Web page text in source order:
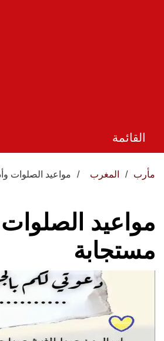
القائمة
مأرب المغرب مواعيد الصلوات
مواعيد
مستجابة